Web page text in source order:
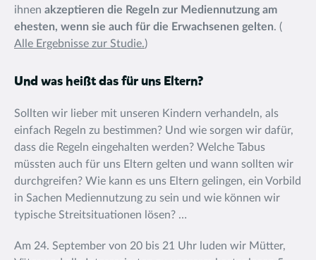
ihnen akzeptieren die Regeln zur Mediennutzung am
ehesten, wenn sie auch für die Erwachsenen gelten. (
Alle Ergebnisse zur Studie.)
Und was heißt das für uns Eltern?
Sollten wir lieber mit unseren Kindern verhandeln, als
einfach Regeln zu bestimmen? Und wie sorgen wir dafür,
dass die Regeln eingehalten werden? Welche Tabus
müssten auch für uns Eltern gelten und wann sollten wir
durchgreifen? Wie kann es uns Eltern gelingen, ein Vorbild
in Sachen Mediennutzung zu sein und wie können wir
typische Streitsituationen lösen? …
Am 24. September von 20 bis 21 Uhr luden wir Mütter,